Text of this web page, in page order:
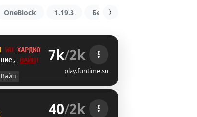
OneBlock 1.19.3 БедВарс
]Z ХАРДКОР
ВАЙП! 7k/2k
play.funtime.su
Вайп
40/2k